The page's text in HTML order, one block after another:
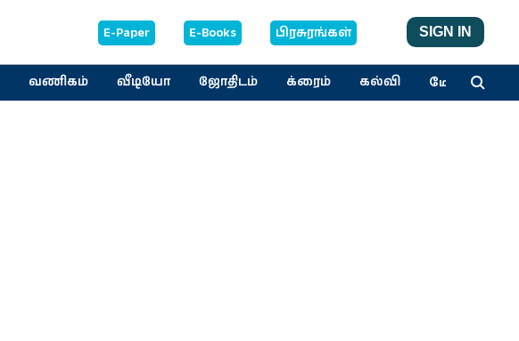
E-Paper E-Books பிரசுரங்கள் SIGN IN
வணிகம் வீடியோ ஜோதிடம் க்ரைம் கல்வி மேலும்